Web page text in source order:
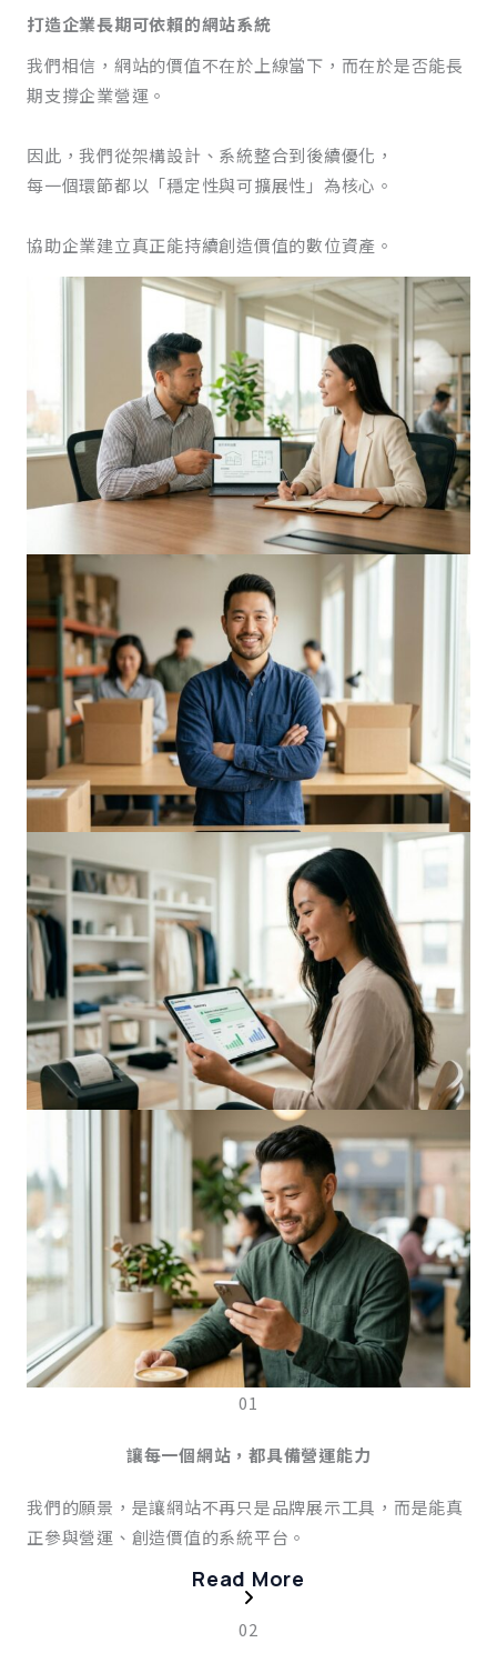
打造企業長期可依賴的網站系統
我們相信，網站的價值不在於上線當下，而在於是否能長
期支撐企業營運。
因此，我們從架構設計、系統整合到後續優化，
每一個環節都以「穩定性與可擴展性」為核心。
協助企業建立真正能持續創造價值的數位資產。
01
讓每一個網站，都具備營運能力
我們的願景，是讓網站不再只是品牌展示工具，而是能真
正參與營運、創造價值的系統平台。
Read More
02